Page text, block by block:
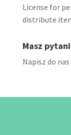
License for
distribute
Masz
Napisz do nas